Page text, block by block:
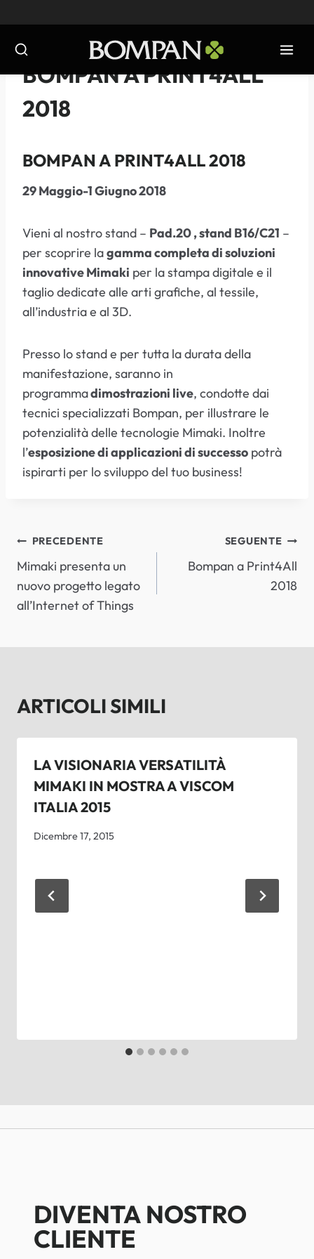
al
contenuto
NOTIZIE 2018
BOMPAN A PRINT4ALL
2018
BOMPAN A PRINT4ALL 2018
29 Maggio-1 Giugno 2018
Vieni al nostro stand – Pad.20 , stand B16/C21 –
per scoprire lagamma completa di soluzioni
innovative Mimaki per la stampa digitale e il
taglio dedicate alle arti grafiche, al tessile,
all’industria e al 3D.
Presso lo stand e per tutta la durata della
manifestazione, saranno in
programmadimostrazioni live, condotte dai
tecnici specializzati Bompan, per illustrare le
potenzialità delle tecnologie Mimaki. Inoltre
l’esposizione di applicazioni di successo potrà
ispirarti per lo sviluppo del tuo business!
NAVIGAZIONE
ARTICOLI
PRECEDENTE
Mimaki presenta un
nuovo progetto legato
all’Internet of Things
SEGUENTE
Bompan a Print4All
2018
ARTICOLI SIMILI
LA VISIONARIA VERSATILITÀ
MIMAKI IN MOSTRA A VISCOM
ITALIA 2015
Dicembre 17, 2015
DIVENTA NOSTRO
CLIENTE